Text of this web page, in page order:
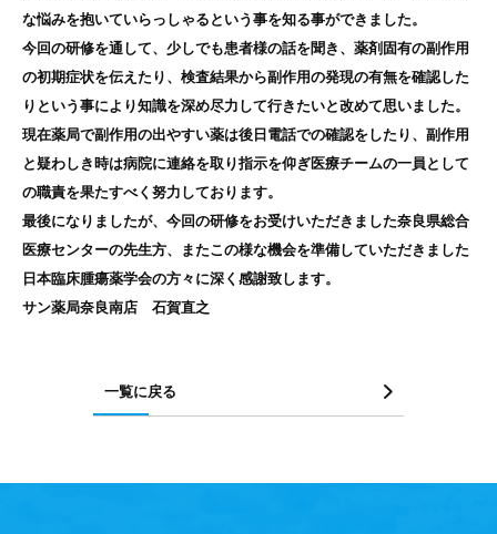
な悩みを抱いていらっしゃるという事を知る事ができました。
今回の研修を通して、少しでも患者様の話を聞き、薬剤固有の副作用
の初期症状を伝えたり、検査結果から副作用の発現の有無を確認した
りという事により知識を深め尽力して行きたいと改めて思いました。
現在薬局で副作用の出やすい薬は後日電話での確認をしたり、副作用
と疑わしき時は病院に連絡を取り指示を仰ぎ医療チームの一員として
の職責を果たすべく努力しております。
最後になりましたが、今回の研修をお受けいただきました奈良県総合
医療センターの先生方、またこの様な機会を準備していただきました
日本臨床腫瘍薬学会の方々に深く感謝致します。
サン薬局奈良南店 石賀直之
一覧に戻る